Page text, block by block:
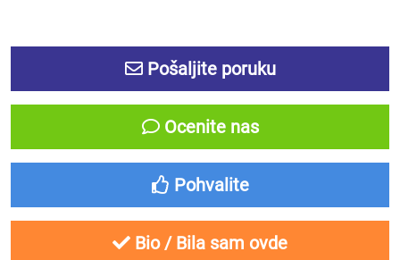
Pošaljite poruku
Ocenite nas
Pohvalite
Bio / Bila sam ovde